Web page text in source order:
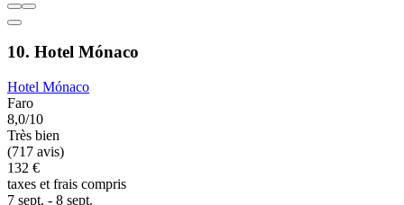
10. Hotel Mónaco
Hotel Mónaco
Faro
8,0/10
Très bien
(717 avis)
132 €
taxes et frais compris
7 sept. - 8 sept.